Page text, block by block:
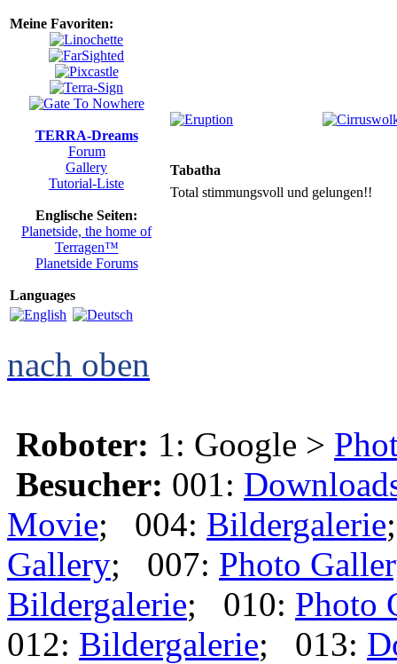
Meine Favoriten:
TERRA-Dreams
Forum
Gallery
Tutorial-Liste
Englische Seiten:
Planetside, the home of
Terragen™
Planetside Forums
Languages
Tabatha
Total stimmungsvoll und gelungen!!
nach oben
Roboter: 1: Google >
Besucher: 001:
Movie; 004: Bildergalerie
Gallery; 007: Photo
Bildergalerie; 010: Photo
012: Bildergalerie; 013: